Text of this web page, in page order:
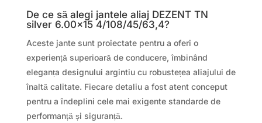
De ce să alegi jantele aliaj DEZENT TN
silver 6.00×15 4/108/45/63,4?
Aceste jante sunt proiectate pentru a oferi o
experiență superioară de conducere, îmbinând
eleganța designului argintiu cu robustețea aliajului de
înaltă calitate. Fiecare detaliu a fost atent conceput
pentru a îndeplini cele mai exigente standarde de
performanță și siguranță.